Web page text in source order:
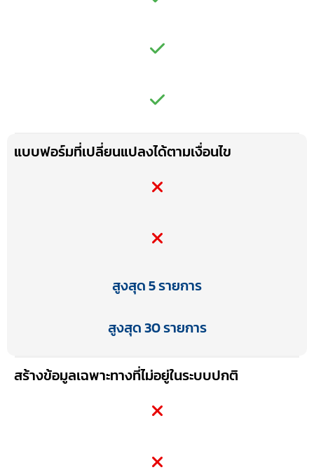
แบบฟอร์มที่เปลี่ยนแปลงได้ตามเงื่อนไข
สูงสุด 5 รายการ
สูงสุด 30 รายการ
สร้างข้อมูลเฉพาะทางที่ไม่อยู่ในระบบปกติ